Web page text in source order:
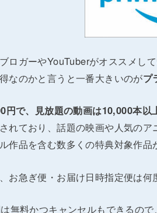
ロガーやYouTuberがオススメし
なのかと言うと一番大きいのがプ
円で、見放題の動画は10,000本
れており、話題の映画や人気の
作品を含む数多くの特典対象作
お急ぎ便・お届け日時指定便は
無料かつキャンセルもできるの